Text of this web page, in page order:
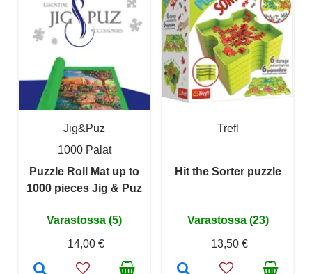
Jig&Puz
1000 Palat
Puzzle Roll Mat up to
1000 pieces Jig & Puz
Varastossa (5)
14,00 €
Trefl
Hit the Sorter puzzle
Varastossa (23)
13,50 €